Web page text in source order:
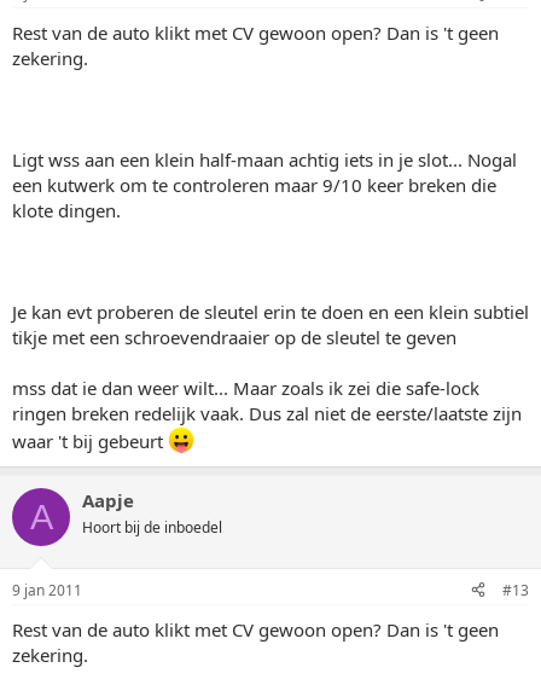
Rest van de auto klikt met CV gewoon open? Dan is 't geen
zekering.
Ligt wss aan een klein half-maan achtig iets in je slot... Nogal
een kutwerk om te controleren maar 9/10 keer breken die
klote dingen.
Je kan evt proberen de sleutel erin te doen en een klein subtiel
tikje met een schroevendraaier op de sleutel te geven
mss dat ie dan weer wilt... Maar zoals ik zei die safe-lock
ringen breken redelijk vaak. Dus zal niet de eerste/laatste zijn
waar 't bij gebeurt
A Aapje
Hoort bij de inboedel
9 jan 2011 #13
Rest van de auto klikt met CV gewoon open? Dan is 't geen
zekering.